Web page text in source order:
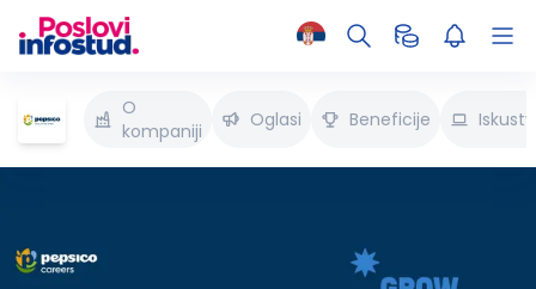
O
kompaniji
Oglasi Beneficije